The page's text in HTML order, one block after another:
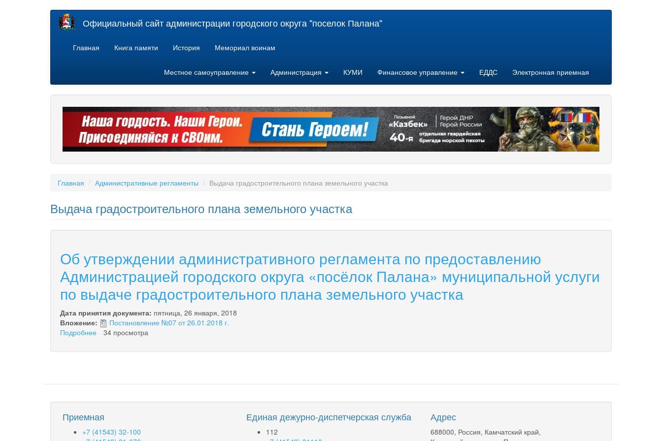
Официальный сайт администрации городского округа "поселок Палана"
Главная Книга памяти История Мемориал воинам
Местное самоуправление Администрация КУМИ Финансовое управление ЕДДС Электронная приемная
Главная Административные регламенты Выдача градостроительного плана земельного участка
Выдача градостроительного плана земельного участка
Об утверждении административного регламента по предоставлению
Администрацией городского округа «посёлок Палана» муниципальной услуги
по выдаче градостроительного плана земельного участка
Дата принятия документа: пятница, 26 января, 2018
Вложение:
Постановление №07 от 26.01.2018 г.
Подробнее
утверждении
по
Администрацией
округа
«посёлок
34 просмотра
Приемная
+7 (41543) 32-100
Единая дежурно-диспетчерская служба
112
Адрес
688000, Россия, Камчатский край,